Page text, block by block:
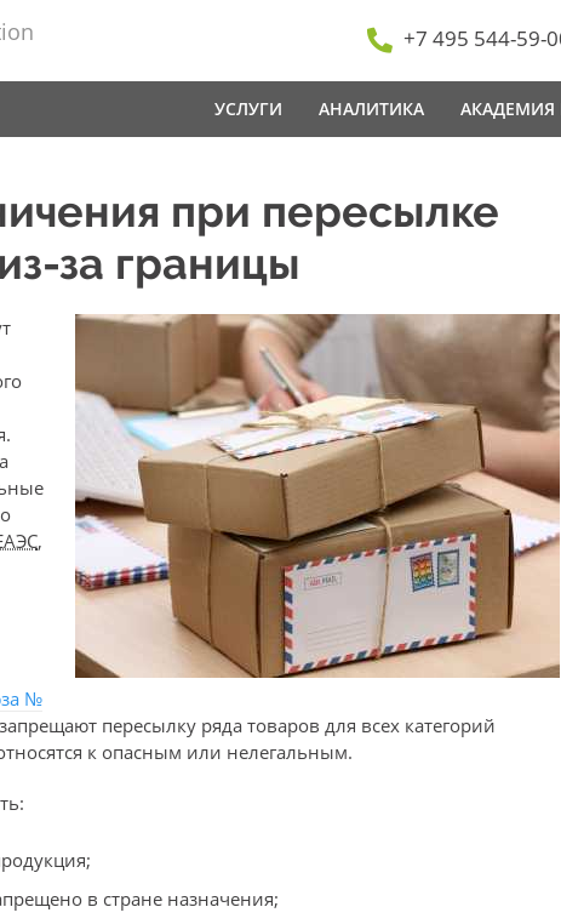
+7 495 544-59-
УСЛУГИ АНАЛИТИКА АКАДЕМИЯ
при пересылке
за границы
,
№
пересылку ряда товаров для всех категорий
к опасным или нелегальным.
в стране назначения;